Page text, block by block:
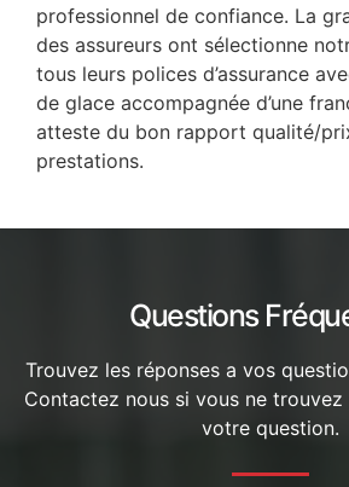
professionnel de confiance. La
des assureurs ont sélectionne
tous leurs polices d’assurance
de glace accompagnée d’une
atteste du bon rapport qualité/
prestations.
Questions
Trouvez les réponses a vos
Contactez nous si vous ne trouvez
votre question.